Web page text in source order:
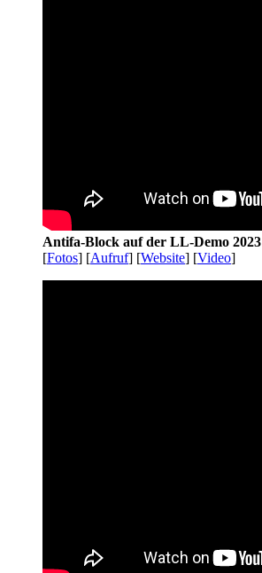
Antifa-Block auf der LL-Demo 2023
[Fotos] [Aufruf] [Website] [Video]